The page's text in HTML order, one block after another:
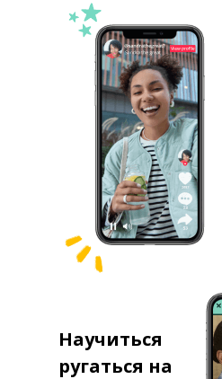
Научиться
ругаться на